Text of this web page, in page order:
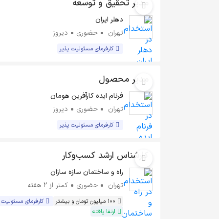
مدیر تحقیق و توسعه
دهلر ایران
تهران
حضوری دیروز
کارفرمای مسئولیت پذیر
مدیر محصول
فرنام ایده کارآفرین هومان
تهران
حضوری دیروز
کارفرمای مسئولیت پذیر
کارشناس ارشد کسب‌وکار
راه و ساختمان سازه سازان
تهران
حضوری کمتر از ۲ هفته
100 میلیون تومان و بیشتر
کارفرمای
ارتقا یافته